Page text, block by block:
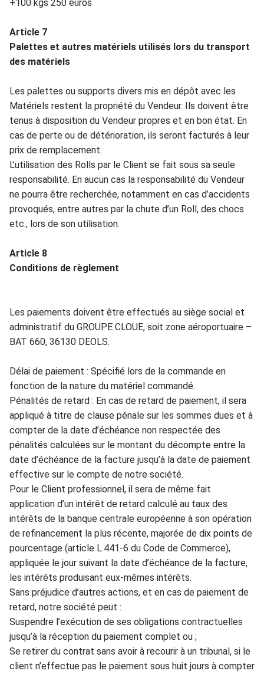
+100 kgs 250 euros
Article 7
Palettes et autres matériels utilisés lors du transport
des matériels
Les palettes ou supports divers mis en dépôt avec les
Matériels restent la propriété du Vendeur. Ils doivent être
tenus à disposition du Vendeur propres et en bon état. En
cas de perte ou de détérioration, ils seront facturés à leur
prix de remplacement.
L’utilisation des Rolls par le Client se fait sous sa seule
responsabilité. En aucun cas la responsabilité du Vendeur
ne pourra être recherchée, notamment en cas d’accidents
provoqués, entre autres par la chute d’un Roll, des chocs
etc., lors de son utilisation.
Article 8
Conditions de règlement
Les paiements doivent être effectués au siège social et
administratif du GROUPE CLOUE, soit zone aéroportuaire –
BAT 660, 36130 DEOLS.
Délai de paiement : Spécifié lors de la commande en
fonction de la nature du matériel commandé.
Pénalités de retard : En cas de retard de paiement, il sera
appliqué à titre de clause pénale sur les sommes dues et à
compter de la date d’échéance non respectée des
pénalités calculées sur le montant du décompte entre la
date d’échéance de la facture jusqu’à la date de paiement
effective sur le compte de notre société.
Pour le Client professionnel, il sera de même fait
application d’un intérêt de retard calculé au taux des
intérêts de la banque centrale européenne à son opération
de refinancement la plus récente, majorée de dix points de
pourcentage (article L.441-6 du Code de Commerce),
appliquée le jour suivant la date d’échéance de la facture,
les intérêts produisant eux-mêmes intérêts.
Sans préjudice d’autres actions, et en cas de paiement de
retard, notre société peut :
Suspendre l’exécution de ses obligations contractuelles
jusqu’à la réception du paiement complet ou ;
Se retirer du contrat sans avoir à recourir à un tribunal, si le
client n’effectue pas le paiement sous huit jours à compter